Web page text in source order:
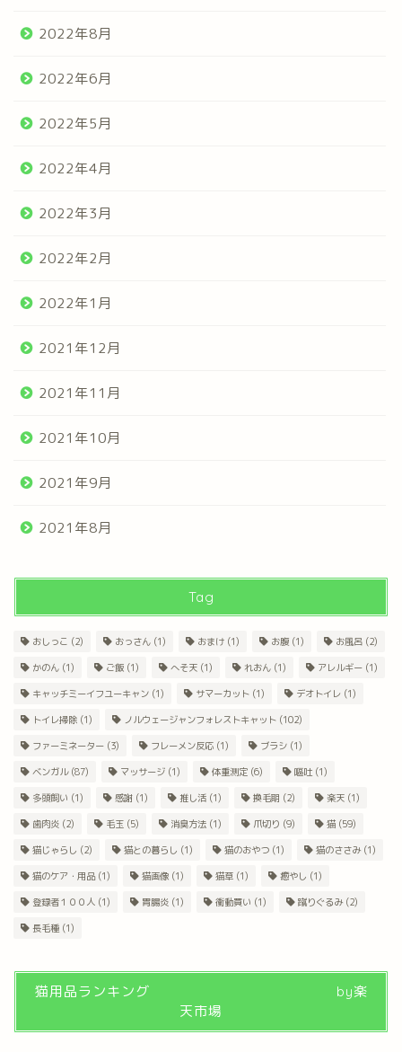
2022年8月
2022年6月
2022年5月
2022年4月
2022年3月
2022年2月
2022年1月
2021年12月
2021年11月
2021年10月
2021年9月
2021年8月
Tag
おしっこ (2) おっさん (1) おまけ (1) お腹 (1) お風呂 (2)
かのん (1) ご飯 (1) へそ天 (1) れおん (1) アレルギー (1)
キャッチミーイフユーキャン (1) サマーカット (1) デオトイレ (1)
トイレ掃除 (1) ノルウェージャンフォレストキャット (102)
ファーミネーター (3) フレーメン反応 (1) ブラシ (1)
ベンガル(87) マッサージ (1) 体重測定 (6) 嘔吐 (1)
多頭飼い (1) 感謝 (1) 推し活 (1) 換毛期 (2) 楽天 (1)
歯肉炎 (2) 毛玉 (5) 消臭方法 (1) 爪切り (9) 猫 (59)
猫じゃらし (2) 猫との暮らし (1) 猫のおやつ (1) 猫のささみ (1)
猫のケア・用品(1) 猫画像 (1) 猫草 (1) 癒やし (1)
登録者１００人 (1) 胃腸炎 (1) 衝動買い (1) 蹴りぐるみ (2)
長毛種 (1)
猫用品ランキング by楽
天市場